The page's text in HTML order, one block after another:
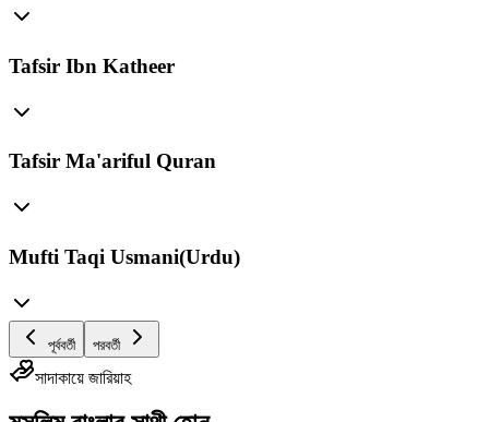
Tafsir Ibn Katheer
Tafsir Ma'ariful Quran
Mufti Taqi Usmani(Urdu)
পূর্ববর্তী পরবর্তী
সাদাকায়ে জারিয়াহ